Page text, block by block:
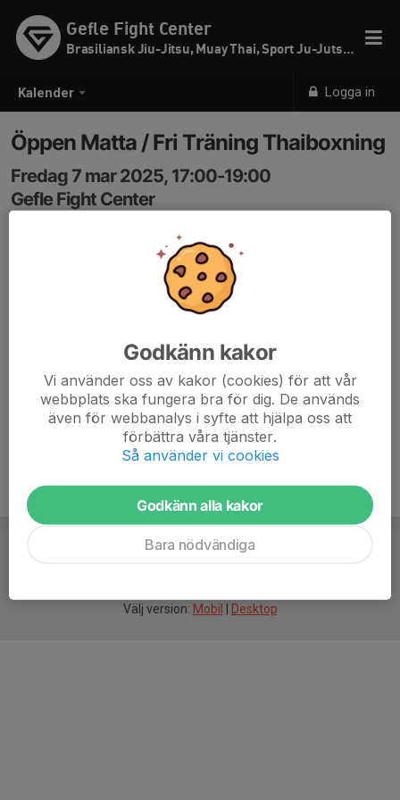
Kalender Logga in
Gefle Fight Center
Brasiliansk Jiu-Jitsu, Muay Thai, Sport Ju-Jutsu & SW
Öppen Matta / Fri Träning Thaiboxning
Fredag 7 mar 2025, 17:00-19:00
Gefle Fight Center
Öppen Matta / Fri Träning för alla medlemmar!
Välj version: Mobil Desktop
Godkänn kakor
Vi använder oss av kakor (cookies) för att vår
webbplats ska fungera bra för dig. De används
även för webbanalys i syfte att hjälpa oss att
förbättra våra tjänster.
Så använder vi cookies
Godkänn alla kakor
Bara nödvändiga